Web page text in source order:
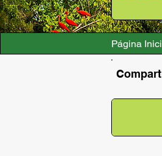
Página